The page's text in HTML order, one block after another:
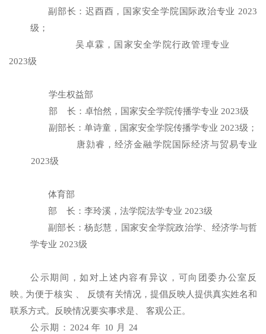
副部长：迟酉酉，国家安全学院国际政治专业 2023
级；
吴卓霖，
国家安全学院行政管理专业
2023级
学生权益部
部 长 ： 卓怡然，国家安全学院传播学专业 2023级
副部长：单诗童，国家安全学院传播学专业 2023级；
唐勍睿，经济金融学院国际经济与贸易专业
2023级
体育部
部 长 ：李玲溪，法学院法学专业 2023级
副部长：杨彭慧，
国家安全学院政治学、经济学与哲
学专业 2023级
公示期间，如对上述内容有异议，可向团委办公室反
映 。 为便于核实
反馈有关情况，提倡反映人提供真实姓名和
联系方式。反映情况要实事求是、
客观公正。
公示期：2024 年 10 月
24